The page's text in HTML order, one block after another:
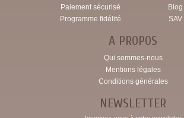
Paiement sécurisé
Programme fidélité
Blog
SAV
A PROPOS
Qui sommes-nous
Mentions légales
Conditions générales
NEWSLETTER